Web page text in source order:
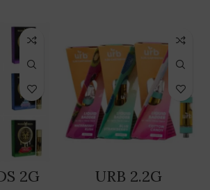
2G URB 2.2G